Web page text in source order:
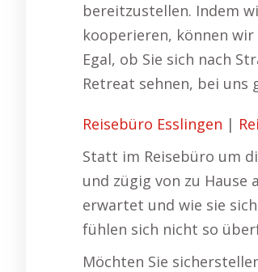
bereitzustellen. Indem
kooperieren, können
Egal, ob Sie sich nach
Retreat sehnen, bei
Reisebüro Esslingen |
Statt im Reisebüro um
und zügig von zu Hause
erwartet und wie sie
fühlen sich nicht so
Möchten Sie